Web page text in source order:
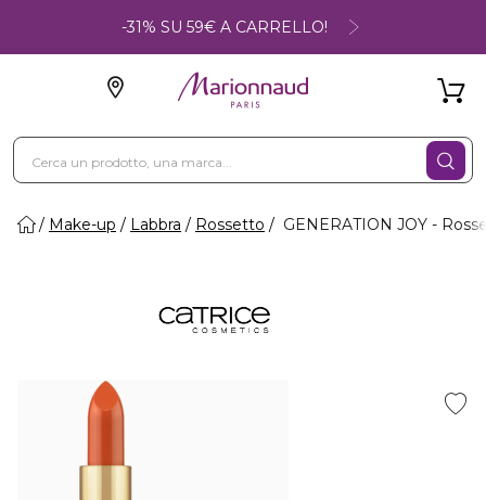
-31% SU 59€ A CARRELLO!
Make-up Labbra Rossetto GENERATION JOY -